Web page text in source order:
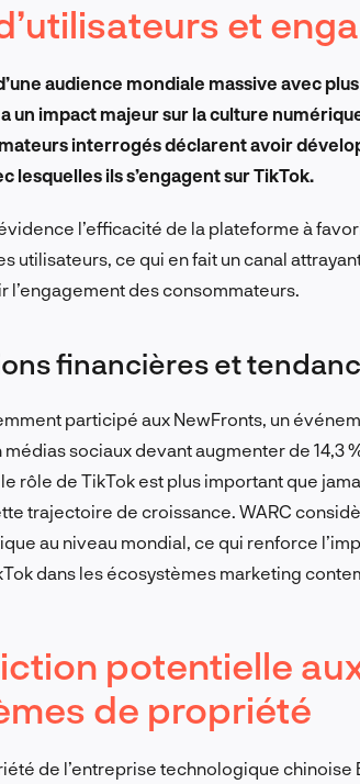
et
audience mondiale massive avec
un impact majeur sur la culture
interrogés déclarent avoir
lesquelles ils s’engagent sur TikTok.
l’efficacité de la plateforme à
utilisateurs, ce qui en fait un canal
l’engagement des consommateurs.
financières et
participé aux NewFronts, un
sociaux devant augmenter de 14,3
rôle de TikTok est plus important que
trajectoire de croissance. WARC
au niveau mondial, ce qui renforce
dans les écosystèmes marketing
potentielle
de propriété
de l’entreprise technologique chinoise